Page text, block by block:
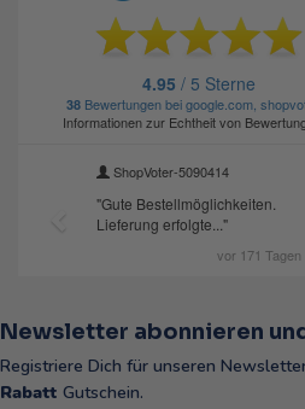
Newsletter abonnieren
Registriere Dich für unseren
Rabatt Gutschein.